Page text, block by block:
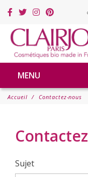
MENU
Accueil Contactez-nous
Sujet